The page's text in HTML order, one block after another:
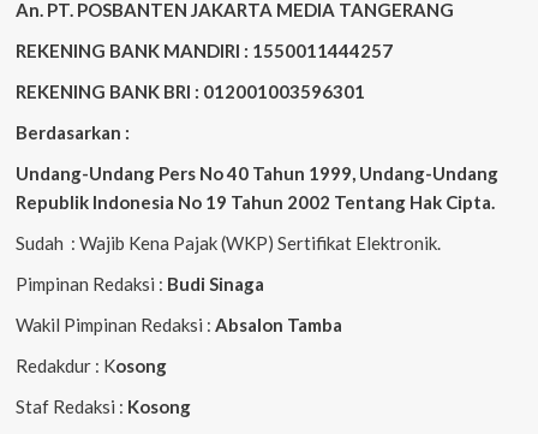
An. PT. POSBANTEN JAKARTA MEDIA TANGERANG
REKENING BANK MANDIRI : 1550011444257
REKENING BANK BRI : 012001003596301
Berdasarkan :
Undang-Undang Pers No 40 Tahun 1999, Undang-Undang
Republik Indonesia No 19 Tahun 2002 Tentang Hak Cipta
Sudah : Wajib Kena Pajak (WKP) Sertifikat Elektronik.
Pimpinan Redaksi : Budi Sinaga
Wakil Pimpinan Redaksi : Absalon Tamba
Redakdur : Kosong
Staf Redaksi : Kosong